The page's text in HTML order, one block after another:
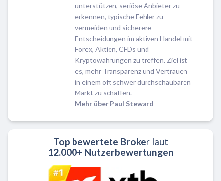
unterstützen, seriöse Anbieter zu
erkennen, typische Fehler zu
vermeiden und sicherere
Entscheidungen im aktiven Handel mit
Forex, Aktien, CFDs und
Kryptowährungen zu treffen. Ziel ist
es, mehr Transparenz und Vertrauen
in einem oft schwer durchschaubaren
Markt zu schaffen.
Mehr über Paul Steward
Top bewertete Brokerlaut
12.000+ Nutzerbewertungen